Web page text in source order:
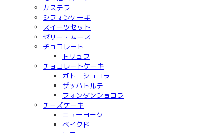
カステラ
シフォンケーキ
スイーツセット
ゼリー・ムース
チョコレート
トリュフ
チョコレートケーキ
ガトーショコラ
ザッハトルテ
フォンダンショコラ
チーズケーキ
ニューヨーク
ベイクド